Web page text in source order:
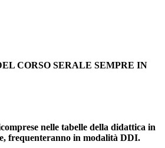
CORSO SERALE SEMPRE IN
e nelle tabelle della didattica in
, frequenteranno in modalità DDI.